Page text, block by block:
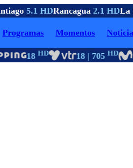
5.1 HDRancagua2.1 HDLa
Programas Momentos
18HD 18 | 705HD